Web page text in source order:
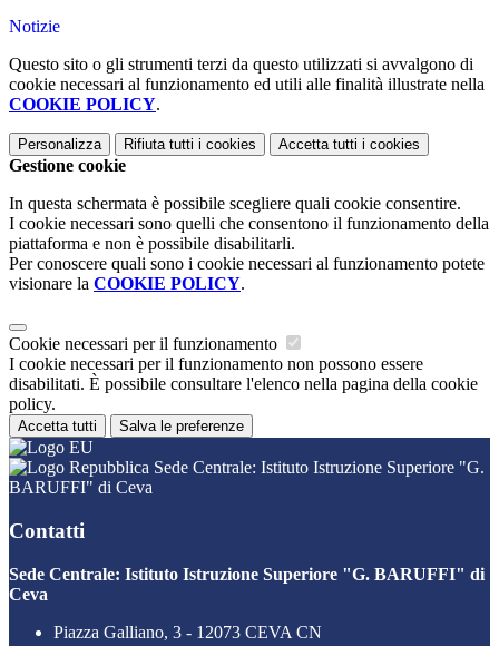
Notizie
Questo sito o gli strumenti terzi da questo utilizzati si avvalgono di
cookie necessari al funzionamento ed utili alle finalità illustrate nella
COOKIE POLICY.
Personalizza Rifiuta tutti i cookies Accetta tutti i cookies
Gestione cookie
In questa schermata è possibile scegliere quali cookie consentire.
I cookie necessari sono quelli che consentono il funzionamento della
piattaforma e non è possibile disabilitarli.
Per conoscere quali sono i cookie necessari al funzionamento potete
visionare la COOKIE POLICY.
Cookie necessari per il funzionamento
I cookie necessari per il funzionamento non possono essere
disabilitati. È possibile consultare l'elenco nella pagina della cookie
policy.
Accetta tutti Salva le preferenze
Sede Centrale: Istituto Istruzione Superiore "G.
BARUFFI" di Ceva
Contatti
Sede Centrale: Istituto Istruzione Superiore "G. BARUFFI" di
Ceva
Piazza Galliano, 3 - 12073 CEVA CN